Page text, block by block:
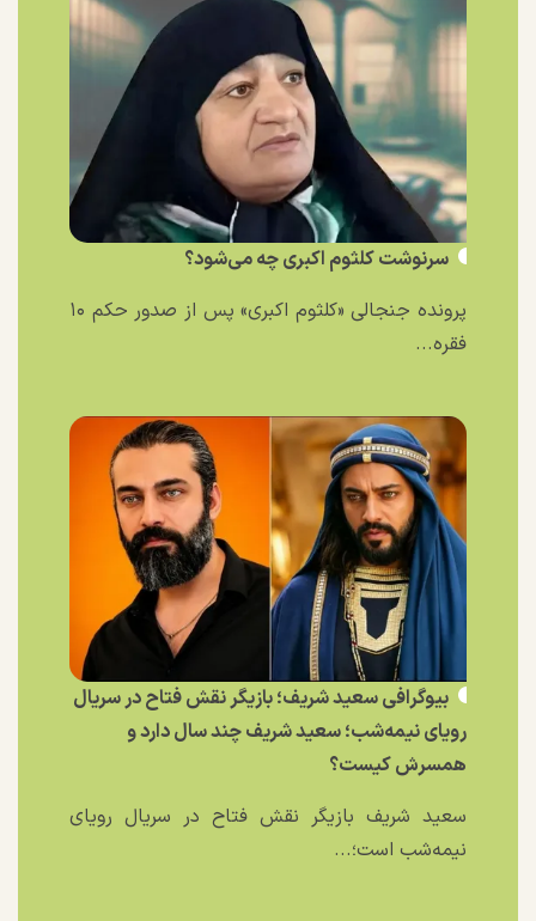
سرنوشت کلثوم اکبری چه می‌شود؟
پرونده جنجالی «کلثوم اکبری» پس از صدور حکم ۱۰
فقره...
بیوگرافی سعید شریف؛ بازیگر نقش فتاح در سریال
رویای نیمه‌شب؛ سعید شریف چند سال دارد و
همسرش کیست؟
سعید شریف بازیگر نقش فتاح در سریال رویای
نیمه‌شب است؛...